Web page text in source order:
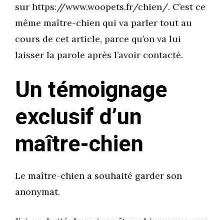
sur https://www.woopets.fr/chien/. C’est ce
même maître-chien qui va parler tout au
cours de cet article, parce qu’on va lui
laisser la parole après l’avoir contacté.
Un témoignage
exclusif d’un
maître-chien
Le maître-chien a souhaité garder son
anonymat.